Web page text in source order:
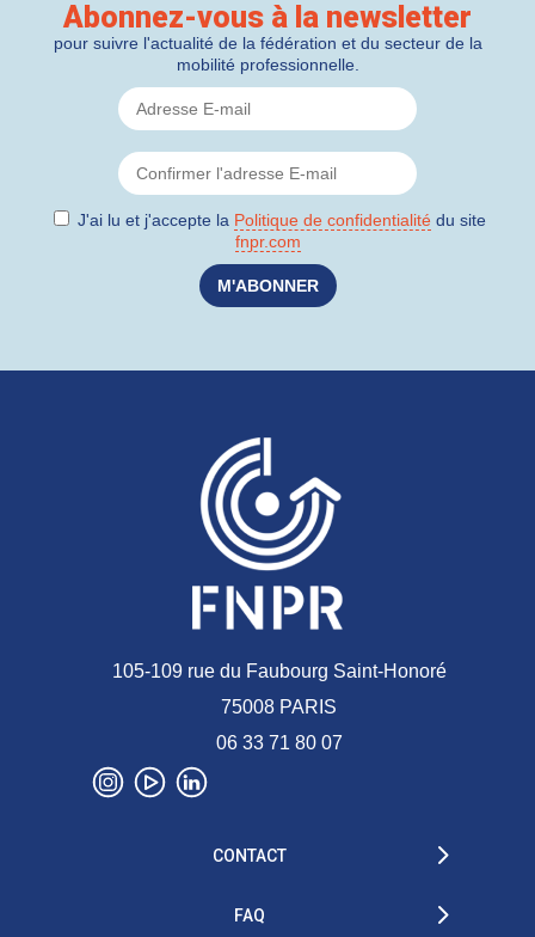
Abonnez-vous à la newsletter
pour suivre l'actualité de la fédération et du secteur de la
mobilité professionnelle.
J'ai lu et j'accepte la Politique de confidentialité du site
fnpr.com
105-109 rue du Faubourg Saint-Honoré
75008 PARIS
06 33 71 80 07
CONTACT
FAQ